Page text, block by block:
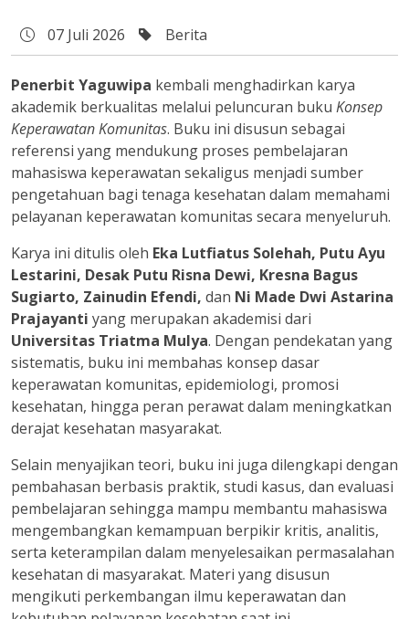
07 Juli 2026 Berita
Penerbit Yaguwipa kembali menghadirkan karya
akademik berkualitas melalui peluncuran buku Konsep
Keperawatan Komunitas. Buku ini disusun sebagai
referensi yang mendukung proses pembelajaran
mahasiswa keperawatan sekaligus menjadi sumber
pengetahuan bagi tenaga kesehatan dalam memahami
pelayanan keperawatan komunitas secara menyeluruh.
Karya ini ditulis oleh Eka Lutfiatus Solehah, Putu Ayu
Lestarini, Desak Putu Risna Dewi, Kresna Bagus
Sugiarto, Zainudin Efendi, dan Ni Made Dwi Astarina
Prajayanti yang merupakan akademisi dari
Universitas Triatma Mulya. Dengan pendekatan yang
sistematis, buku ini membahas konsep dasar
keperawatan komunitas, epidemiologi, promosi
kesehatan, hingga peran perawat dalam meningkatkan
derajat kesehatan masyarakat.
Selain menyajikan teori, buku ini juga dilengkapi dengan
pembahasan berbasis praktik, studi kasus, dan evaluasi
pembelajaran sehingga mampu membantu mahasiswa
mengembangkan kemampuan berpikir kritis, analitis,
serta keterampilan dalam menyelesaikan permasalahan
kesehatan di masyarakat. Materi yang disusun
mengikuti perkembangan ilmu keperawatan dan